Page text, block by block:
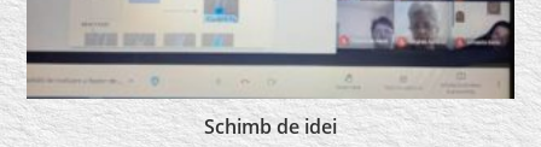
Schimb de idei